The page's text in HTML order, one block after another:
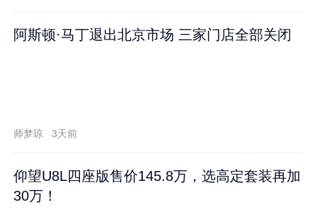
阿斯顿·马丁退出北京市场 三家门店全部关闭
师梦琼 3天前
仰望U8L四座版售价145.8万，选高定套装再加
30万！